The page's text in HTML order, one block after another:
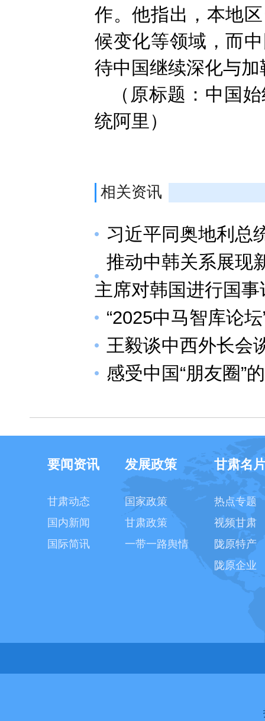
作。他指出，本地
候变化等领域，而
待中国继续深化与
（原标题：中国
统阿里）
相关资讯
习近平同奥地利总
推动中韩关系展现
主席对韩国进行国事
“2025中马智库论
王毅谈中西外长会
感受中国“朋友圈”
要闻资讯
甘肃动态
国内新闻
国际简讯
发展政策
国家政策
甘肃政策
一带一路舆情
甘肃名
热点专题
视频甘肃
陇原特产
陇原企业